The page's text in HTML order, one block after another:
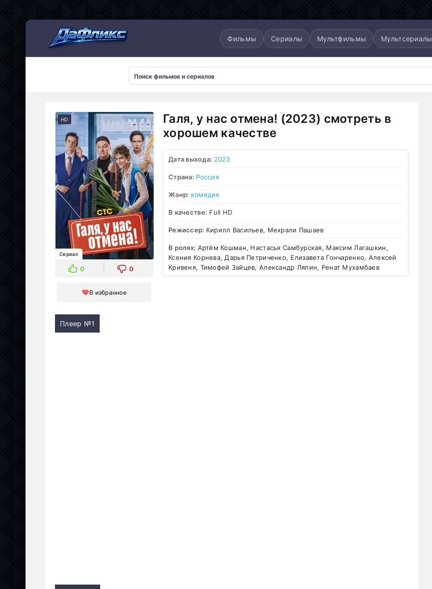
Фильмы Сериалы Мультфильмы Мультсериалы
HD
Сериал
0 0
В избранное
Галя, у нас отмена! (2023) смотреть в
хорошем качестве
Дата выхода: 2023
Страна: Россия
Жанр: комедия
В качестве: Full HD
Режиссер: Кирилл Васильев, Мехрали Пашаев
В ролях: Артём Кошман, Настасья Самбурская, Максим Лагашкин,
Ксения Корнева, Дарья Петриченко, Елизавета Гончаренко, Алексей
Кривеня, Тимофей Зайцев, Александр Ляпин, Ренат Мухамбаев
Плеер №1
Мультсериалы